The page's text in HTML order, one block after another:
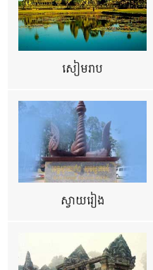
សៀមរាប
ស្វាយរៀង